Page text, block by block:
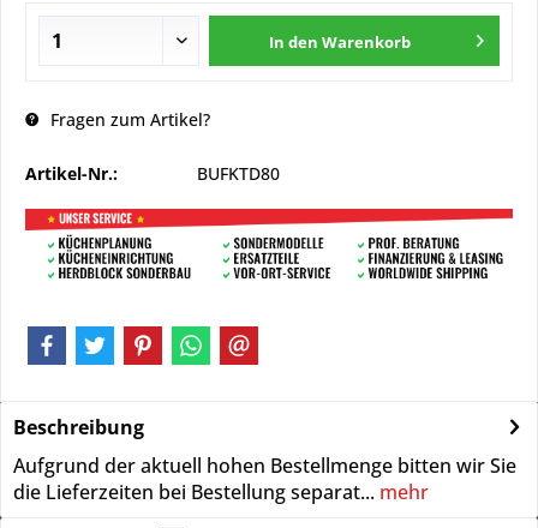
In den Warenkorb
Fragen zum Artikel?
Artikel-Nr.: BUFKTD80
Beschreibung
Aufgrund der aktuell hohen Bestellmenge bitten wir Sie
die Lieferzeiten bei Bestellung separat... mehr